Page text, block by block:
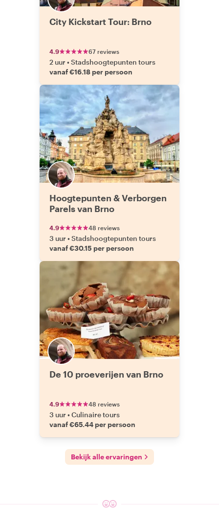
City Kickstart Tour: Brno
4.9 67 reviews
2 uur •Stadshoogtepunten tours
vanaf €16.18 per persoon
Hoogtepunten & Verborgen
Parels van Brno
4.9 48 reviews
3 uur •Stadshoogtepunten tours
vanaf €30.15 per persoon
De 10 proeverijen van Brno
4.9 48 reviews
3 uur •Culinaire tours
vanaf €65.44 per persoon
Bekijk alle ervaringen